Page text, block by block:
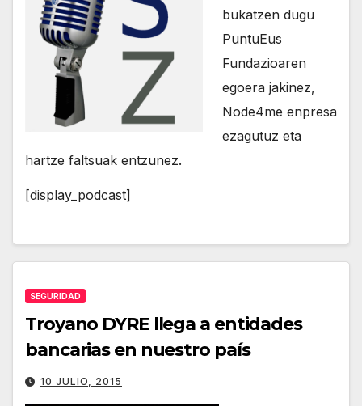
bukatzen dugu
PuntuEus
Fundazioaren
egoera jakinez,
Node4me enpresa
ezagutuz eta
hartze faltsuak entzunez.
[display_podcast]
SEGURIDAD
Troyano DYRE llega a entidades
bancarias en nuestro país
10 JULIO, 2015